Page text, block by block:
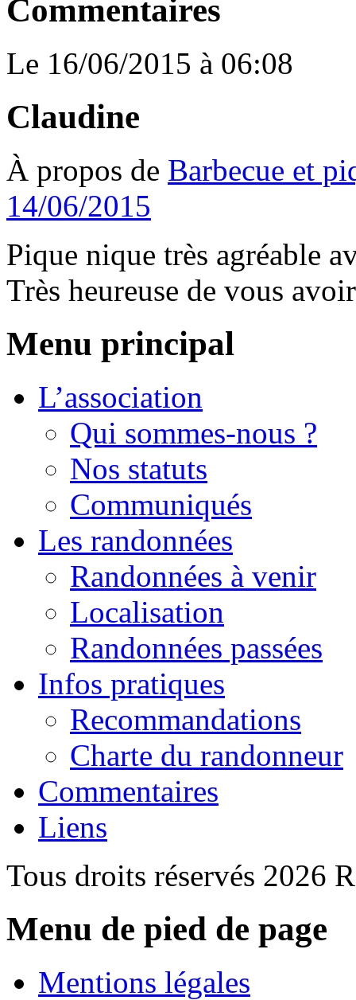
Commentaires
Le 16/06/2015 à 06:08
Claudine
À propos de Barbecue et
14/06/2015
Pique nique très agréable
Très heureuse de vous
Menu principal
L’association
Qui sommes-nous ?
Nos statuts
Communiqués
Les randonnées
Randonnées à venir
Localisation
Randonnées passées
Infos pratiques
Recommandations
Charte du randonneur
Commentaires
Liens
Tous droits réservés 2026
Menu de pied de page
Mentions légales